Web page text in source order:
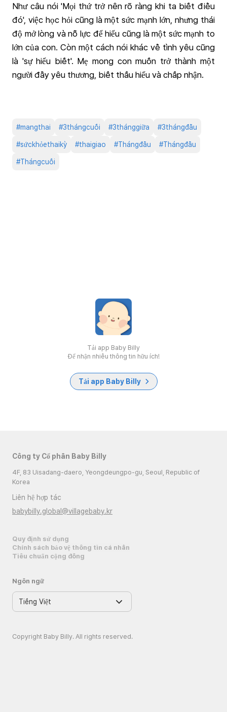
Như câu nói 'Mọi thứ trở nên rõ ràng khi ta biết điều
đó', việc học hỏi cũng là một sức mạnh lớn, nhưng thái
độ mở lòng và nỗ lực để hiểu cũng là một sức mạnh to
lớn của con. Còn một cách nói khác về tình yêu cũng
là 'sự hiểu biết'. Mẹ mong con muốn trở thành một
người đầy yêu thương, biết thấu hiểu và chấp nhận.
#mangthai #3thángcuối #3thánggiữa #3thángđầu
#sứckhỏethaikỳ #thaigiao #Thángđầu #Thángđầu
#Thángcuối
Tải app Baby Billy
Để nhận nhiều thông tin hữu ích!
Tải app Baby Billy
Công ty Cổ phần Baby Billy
4F, 83 Uisadang-daero, Yeongdeungpo-gu, Seoul, Republic of
Korea
Liên hệ hợp tác
babybilly.global@villagebaby.kr
Quy định sử dụng
Chính sách bảo vệ thông tin cá nhân
Tiêu chuẩn cộng đồng
Ngôn ngữ
Copyright Baby Billy. All rights reserved.